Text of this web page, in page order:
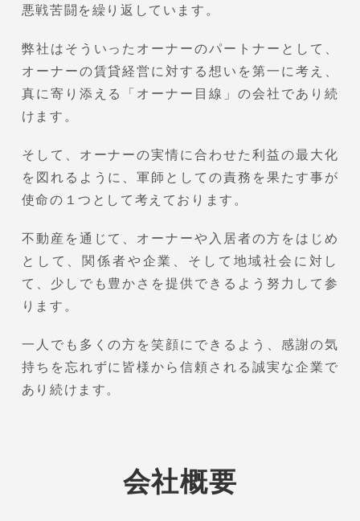
悪戦苦闘を繰り返しています。
弊社はそういったオーナーのパートナーとして、
オーナーの賃貸経営に対する想いを第一に考え、
真に寄り添える「オーナー目線」の会社であり続
けます。
そして、オーナーの実情に合わせた利益の最大化
を図れるように、軍師としての責務を果たす事が
使命の１つとして考えております。
不動産を通じて、オーナーや入居者の方をはじめ
として、関係者や企業、そして地域社会に対し
て、少しでも豊かさを提供できるよう努力して参
ります。
一人でも多くの方を笑顔にできるよう、感謝の気
持ちを忘れずに皆様から信頼される誠実な企業で
あり続けます。
会社概要